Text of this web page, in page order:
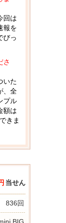
回は
報を
びっ
さ
いた
、全
プル
額は
きま
当せん
836回
BIG